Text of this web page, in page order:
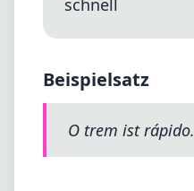
schnell
Beispielsatz
O trem ist rápido.